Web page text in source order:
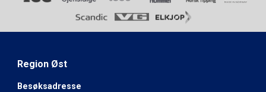
Region Øst
Besøksadresse